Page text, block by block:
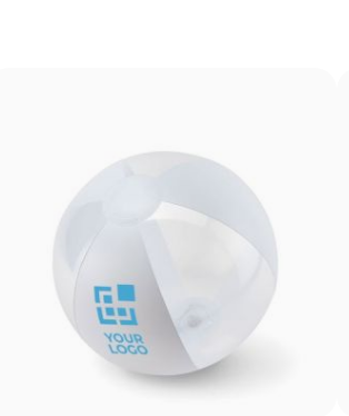
Possibilité
Couleurs plates
Résistance
Idéal pour